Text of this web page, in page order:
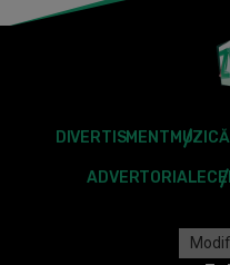
DIVERTISMENT MUZICĂ
ADVERTORIALE